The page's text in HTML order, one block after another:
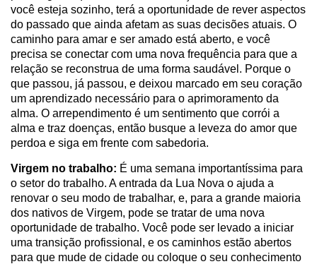
você esteja sozinho, terá a oportunidade de rever aspectos
do passado que ainda afetam as suas decisões atuais. O
caminho para amar e ser amado está aberto, e você
precisa se conectar com uma nova frequência para que a
relação se reconstrua de uma forma saudável. Porque o
que passou, já passou, e deixou marcado em seu coração
um aprendizado necessário para o aprimoramento da
alma. O arrependimento é um sentimento que corrói a
alma e traz doenças, então busque a leveza do amor que
perdoa e siga em frente com sabedoria.
Virgem no trabalho: É uma semana importantíssima para
o setor do trabalho. A entrada da Lua Nova o ajuda a
renovar o seu modo de trabalhar, e, para a grande maioria
dos nativos de Virgem, pode se tratar de uma nova
oportunidade de trabalho. Você pode ser levado a iniciar
uma transição profissional, e os caminhos estão abertos
para que mude de cidade ou coloque o seu conhecimento